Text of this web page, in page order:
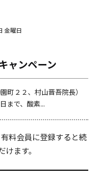
金曜日
ャンペーン
町２２、村山晋吾院長）
まで、酸素...
料会員に登録すると続
ます。